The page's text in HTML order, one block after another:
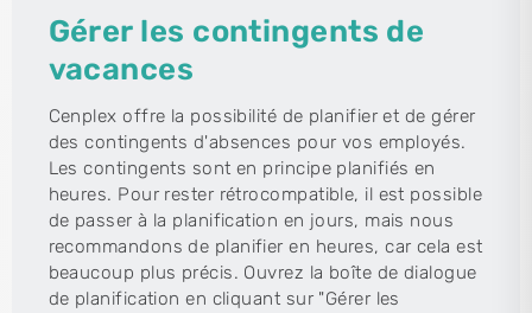
Gérer les contingents de
vacances
Cenplex offre la possibilité de planifier et de gérer
des contingents d'absences pour vos employés.
Les contingents sont en principe planifiés en
heures. Pour rester rétrocompatible, il est possible
de passer à la planification en jours, mais nous
recommandons de planifier en heures, car cela est
beaucoup plus précis. Ouvrez la boîte de dialogue
de planification en cliquant sur "Gérer les